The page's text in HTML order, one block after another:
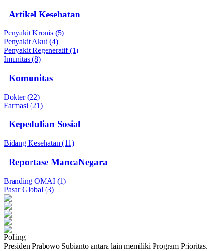
Artikel Kesehatan
Penyakit Kronis (5)
Penyakit Akut (4)
Penyakit Regeneratif (1)
Imunitas (8)
Komunitas
Dokter (22)
Farmasi (21)
Kepedulian Sosial
Bidang Kesehatan (11)
Reportase MancaNegara
Branding OMAI (1)
Pasar Global (3)
Polling
Presiden Prabowo Subianto antara lain memiliki Program Prioritas.